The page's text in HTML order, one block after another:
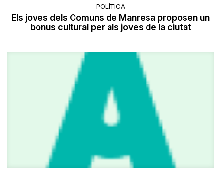
POLÍTICA
Els joves dels Comuns de Manresa proposen un
bonus cultural per als joves de la ciutat